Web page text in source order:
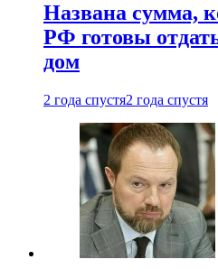
Названа сумма,
РФ готовы
дом
2 года спустя2 года спустя